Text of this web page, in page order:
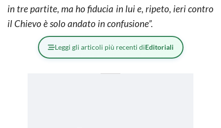
in tre partite, ma ho fiducia in lui e, ripeto, ieri contro
il Chievo è solo andato in confusione”.
Leggi gli articoli più recenti diEditoriali